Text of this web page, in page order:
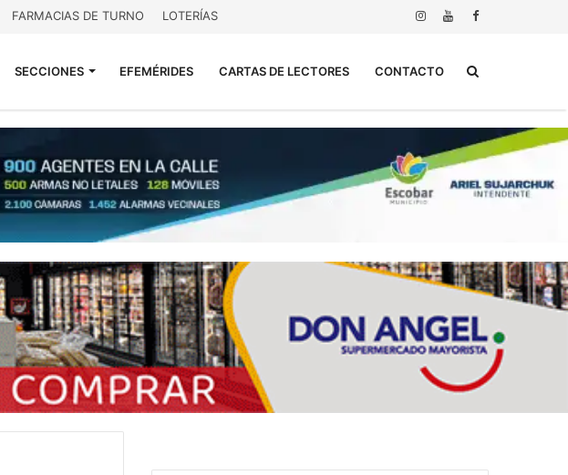
FARMACIAS DE TURNO LOTERÍAS
SECCIONES EFEMÉRIDES CARTAS DE LECTORES CONTACTO